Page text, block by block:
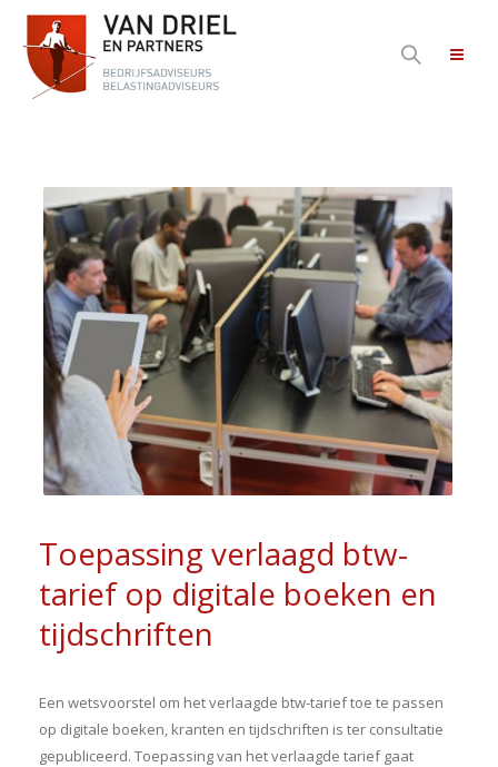
Toepassing verlaagd btw-
tarief op digitale boeken en
tijdschriften
Een wetsvoorstel om het verlaagde btw-tarief toe te passen
op digitale boeken, kranten en tijdschriften is ter consultatie
gepubliceerd. Toepassing van het verlaagde tarief gaat